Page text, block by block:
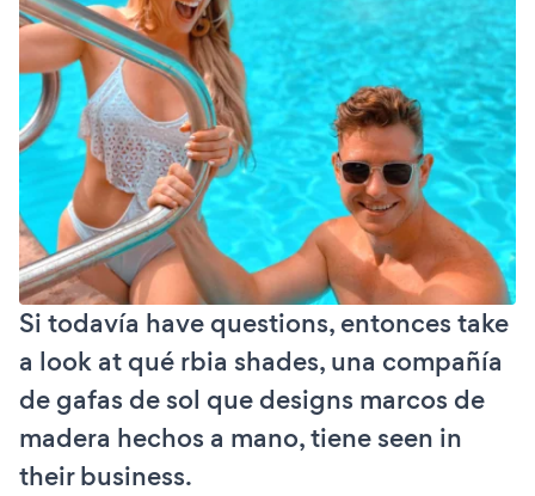
Si todavía have questions, entonces take
a look at qué rbia shades, una compañía
de gafas de sol que designs marcos de
madera hechos a mano, tiene seen in
their business.